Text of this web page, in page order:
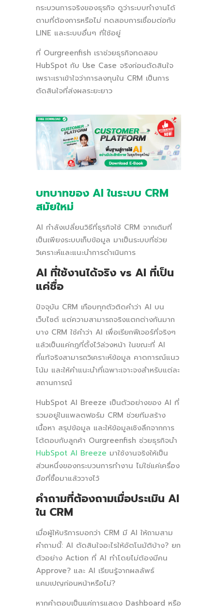
กระบวนการจริงของธุรกิจ ดูว่าระบบทำงานได้
ตามที่ต้องการหรือไม่ ทดสอบการเชื่อมต่อกับ
LINE และระบบอื่นๆ ที่ใช้อยู่
ที่ Ourgreenfish เราช่วยธุรกิจทดสอบ
HubSpot กับ Use Case จริงก่อนตัดสินใจ
เพราะเราเข้าใจว่าการลงทุนใน CRM เป็นการ
ตัดสินใจที่ส่งผลระยะยาว
บทบาทของ AI ในระบบ CRM
สมัยใหม่
AI กำลังเปลี่ยนวิธีที่ธุรกิจใช้ CRM จากเดิมที่
เป็นเพียงระบบเก็บข้อมูล มาเป็นระบบที่ช่วย
วิเคราะห์และแนะนำการดำเนินการ
AI ที่ใช้งานได้จริง vs AI ที่เป็น
แค่ชื่อ
ปัจจุบัน CRM เกือบทุกตัวติดคำว่า AI บน
เว็บไซต์ แต่ความสามารถจริงแตกต่างกันมาก
บาง CRM ใช้คำว่า AI เพื่อเรียกฟีเจอร์ที่จริงๆ
แล้วเป็นแค่กฎที่ตั้งไว้ล่วงหน้า ในขณะที่ AI
ที่แท้จริงสามารถวิเคราะห์ข้อมูล คาดการณ์แนว
โน้ม และให้คำแนะนำที่เฉพาะเจาะจงสำหรับแต่ละ
สถานการณ์
HubSpot AI Breeze เป็นตัวอย่างของ AI ที่
รวมอยู่ในแพลตฟอร์ม CRM ช่วยทีมสร้าง
เนื้อหา สรุปข้อมูล และให้ข้อมูลเชิงลึกจากการ
โต้ตอบกับลูกค้า Ourgreenfish ช่วยธุรกิจนำ
HubSpot AI Breeze มาใช้งานจริงให้เป็น
ส่วนหนึ่งของกระบวนการทำงาน ไม่ใช่แค่เครื่อง
มือที่ซื้อมาแล้ววางไว้
คำถามที่ต้องถามเมื่อประเมิน AI
ใน CRM
เมื่อผู้ให้บริการบอกว่า CRM มี AI ให้ถามสาม
คำถามนี้: AI ตัดสินใจอะไรให้อัตโนมัติบ้าง? ยก
ตัวอย่าง Action ที่ AI ทำโดยไม่ต้องมีคน
Approve? และ AI เรียนรู้จากผลลัพธ์
แคมเปญก่อนหน้าหรือไม่?
หากคำตอบเป็นแค่การแสดง Dashboard หรือ